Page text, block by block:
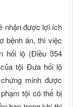
nhận được lợi ích
bệnh án, thì việc
hối lộ (Điều 354
tội Đưa hối lộ
minh được
tội có thể bị